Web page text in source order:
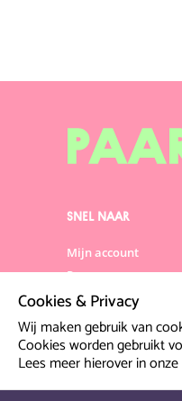
SNEL NAAR
Mijn account
Programma
Partners & Sponsoren
Artiesten info
Cookies & Privacy
Wij maken gebruik van
Cookies worden gebruikt
Lees meer hierover in onze